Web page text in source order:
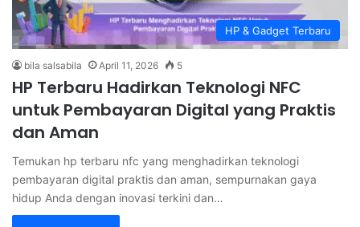
HP & Gadget Terbaru
bila salsabila April 11, 2026 5
HP Terbaru Hadirkan Teknologi NFC
untuk Pembayaran Digital yang Praktis
dan Aman
Temukan hp terbaru nfc yang menghadirkan teknologi
pembayaran digital praktis dan aman, sempurnakan gaya
hidup Anda dengan inovasi terkini dan…